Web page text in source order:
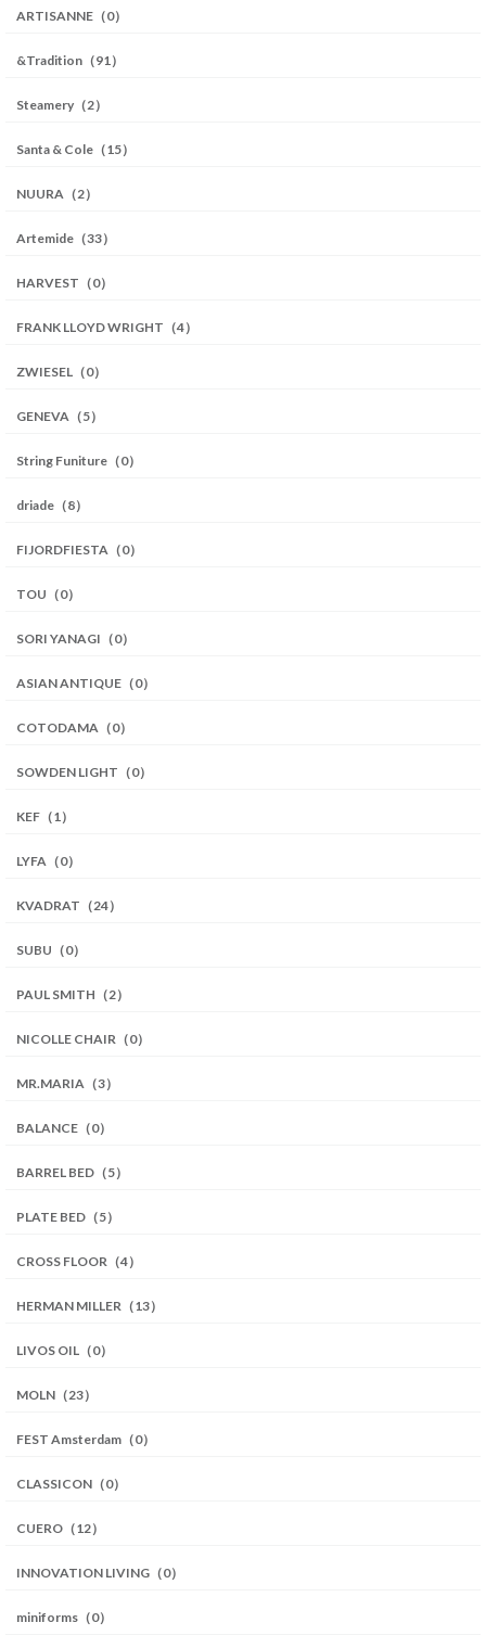
ARTISANNE（0）
&Tradition（91）
Steamery（2）
Santa & Cole（15）
NUURA（2）
Artemide（33）
HARVEST（0）
FRANK LLOYD WRIGHT（4）
ZWIESEL（0）
GENEVA（5）
String Funiture（0）
driade（8）
FIJORDFIESTA（0）
TOU（0）
SORI YANAGI（0）
ASIAN ANTIQUE（0）
COTODAMA（0）
SOWDEN LIGHT（0）
KEF（1）
LYFA（0）
KVADRAT（24）
SUBU（0）
PAUL SMITH（2）
NICOLLE CHAIR（0）
MR.MARIA（3）
BALANCE（0）
BARREL BED（5）
PLATE BED（5）
CROSS FLOOR（4）
HERMAN MILLER（13）
LIVOS OIL（0）
MOLN（23）
FEST Amsterdam（0）
CLASSICON（0）
CUERO（12）
INNOVATION LIVING（0）
miniforms（0）